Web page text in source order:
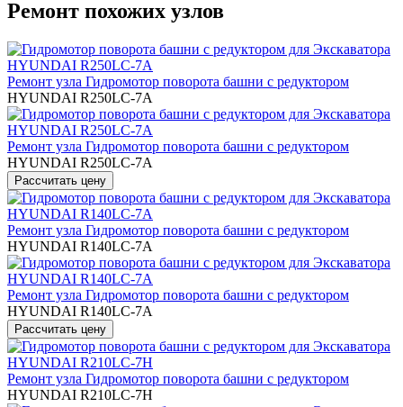
Ремонт похожих узлов
Ремонт узла Гидромотор поворота башни с редуктором
HYUNDAI R250LC-7A
Ремонт узла Гидромотор поворота башни с редуктором
HYUNDAI R250LC-7A
Ремонт узла Гидромотор поворота башни с редуктором
HYUNDAI R140LC-7A
Ремонт узла Гидромотор поворота башни с редуктором
HYUNDAI R140LC-7A
Ремонт узла Гидромотор поворота башни с редуктором
HYUNDAI R210LC-7H